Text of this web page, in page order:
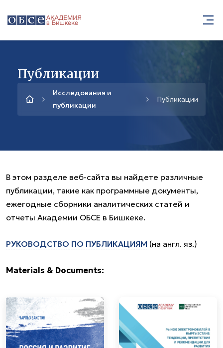
Публикации
Исследования и
публикации
Публикации
В этом разделе веб-сайта вы найдете различные
публикации, такие как программные документы,
ежегодные сборники аналитических статей и
отчеты Академии ОБСЕ в Бишкеке.
РУКОВОДСТВО ПО ПУБЛИКАЦИЯМ (на англ. яз.)
Materials & Documents: